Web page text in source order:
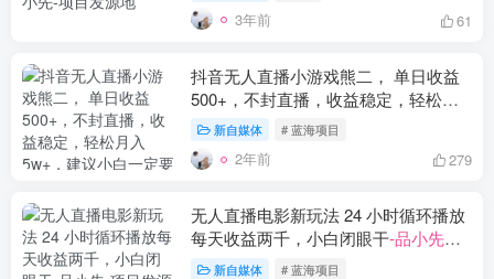
3年前 61
抖音无人直播小游戏熊二， 单日收益
500+，不封直播，收益稳定，轻松月
入5w+，建议小白一定要做的项目
小先项目发源地
新自媒体 # 蓝海项目
2年前 279
无人直播电影新玩法 24 小时循环播放
每天收益两千，小白闭眼干-品小先项
目发源地
新自媒体 # 蓝海项目